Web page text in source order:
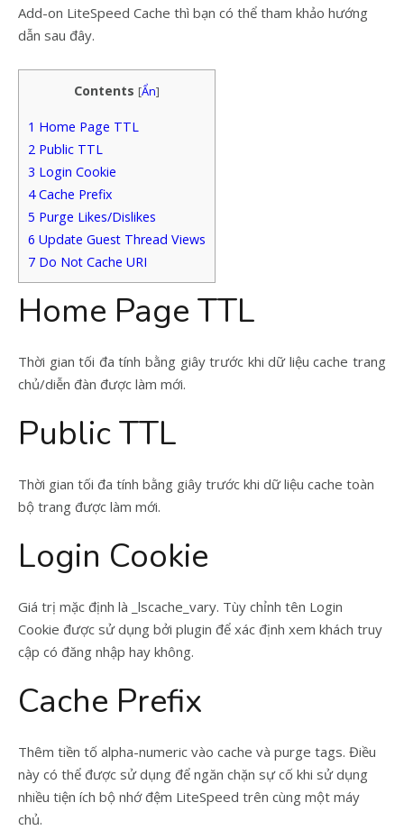
Add-on LiteSpeed Cache thì bạn có thể tham khảo hướng
dẫn sau đây.
Contents [Ẩn]
1 Home Page TTL
2 Public TTL
3 Login Cookie
4Cache Prefix
5 Purge Likes/Dislikes
6 Update Guest Thread Views
7 Do Not Cache URI
Home Page TTL
Thời gian tối đa tính bằng giây trước khi dữ liệu cache trang
chủ/diễn đàn được làm mới.
Public TTL
Thời gian tối đa tính bằng giây trước khi dữ liệu cache toàn
bộ trang được làm mới.
Login Cookie
Giá trị mặc định là _lscache_vary. Tùy chỉnh tên Login
Cookie được sử dụng bởi plugin để xác định xem khách truy
cập có đăng nhập hay không.
Cache Prefix
Thêm tiền tố alpha-numeric vào cache và purge tags. Điều
này có thể được sử dụng để ngăn chặn sự cố khi sử dụng
nhiều tiện ích bộ nhớ đệm LiteSpeed ​​trên cùng một máy
chủ.